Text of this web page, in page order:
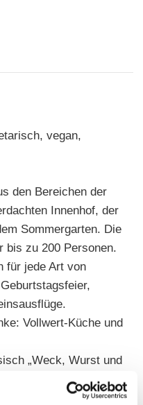
vegan,
den Bereichen der
Innenhof, der
Sommergarten. Die
bis zu 200 Personen.
für jede Art von
Vollwert-Küche und
„Weck, Wurst und
Unverträglichkeiten
Individuelle